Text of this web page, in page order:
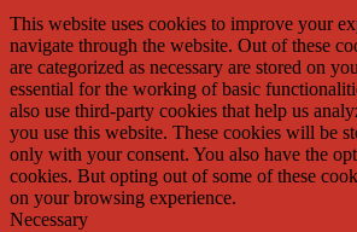
This website uses cookies to improve your
navigate through the website. Out of these
are categorized as necessary are stored on
essential for the working of basic
also use third-party cookies that help us
you use this website. These cookies will be
only with your consent. You also have the
cookies. But opting out of some of these
on your browsing experience.
Necessary